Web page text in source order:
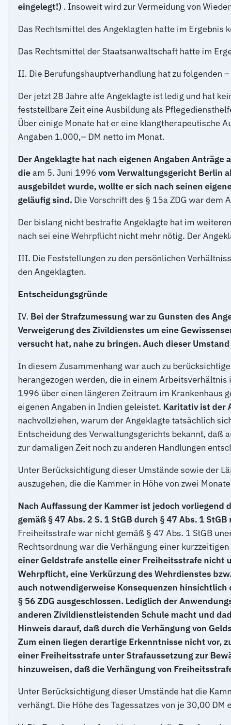
eingelegt!) . Insoweit wird zur Vermeidung von
Das Rechtsmittel des Angeklagten hatte im Ergebnis
Das Rechtsmittel der Staatsanwaltschaft hatte im
II. Die Berufungshauptverhandlung hat zu folgenden
Der jetzt 28 Jahre alte Angeklagte ist ledig und hat
feststellbare Zeit eine Ausbildung als
Über einige Monate hat er eine klangtherapeutische
Angaben 1.000,– DM netto im Monat.
Der Angeklagte hat nach eigenen Angaben
dieam 5. Juni 1996 vom Verwaltungsgericht Berlin
ausgebildet wurde, wollte er sich nach seinen
geläufig sind. Die Vorschrift des § 15a ZDG war dem
Der bislang nicht bestrafte Angeklagte hat im
nach sei eine Wehrpflicht nicht mehr nötig. Der
III. Die Feststellungen zu den persönlichen
den Angeklagten.
Entscheidungsgründe
IV. Bei der Strafzumessung war zu Gunsten des
Verweigerung des Zivildienstes um eine
versucht hat, nahe zu bringen. Auch dieser
In diesem Zusammenhang war auch zu
herangezogen werden, die in einem
1996 über einen längeren Zeitraum im Krankenhaus
eigenen Angaben in Indien geleistet. Karitativ ist der
nachvollziehen, warum der Angeklagte tatsächlich
Entscheidung des Verwaltungsgerichts bekannt, daß
zur damaligen Zeit noch zu anderen Handlungen
Unter Berücksichtigung dieser Umstände sowie der
auszugehen, die die Kammer in Höhe von zwei
Nach Auffassung der Kammer ist jedoch
gemäß § 47 Abs. 2 S. 1 StGB durch § 47 Abs. 1
Freiheitsstrafe war nicht gemäß § 47 Abs. 1 StGB
Rechtsordnung war die Verhängung einer
einer Geldstrafe anstelle einer Freiheitsstrafe nicht
Wehrpflicht, eine Verkürzung des Wehrdienstes
auch notwendigerweise Konsequenzen hinsichtlich
§ 56 ZDG ausgeschlossen. Lediglich der
anderen Zivildienstleistenden Schule macht und
Hinweis darauf, daß durch die Verhängung von
Zum einen liegen derartige Erkenntnisse nicht vor,
einer Freiheitsstrafe unter Strafaussetzung zur
hinzuweisen, daß die Verhängung von
Unter Berücksichtigung dieser Umstände hat die
verhängt. Die Höhe des Tagessatzes von je 30,00